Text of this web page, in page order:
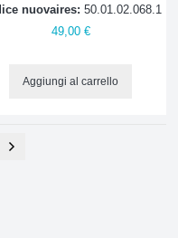
nuovaires:50.01.02.068.1
49,00 €
Aggiungi al carrello